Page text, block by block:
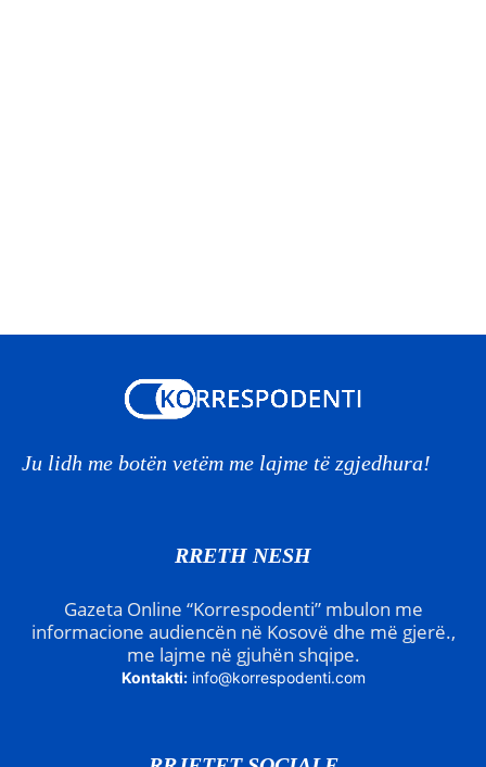
Ju lidh me botën vetëm me lajme të zgjedhura!
RRETH NESH
Gazeta Online “Korrespodenti” mbulon me
informacione audiencën në Kosovë dhe më gjerë.,
me lajme në gjuhën shqipe.
Kontakti: info@korrespodenti.com